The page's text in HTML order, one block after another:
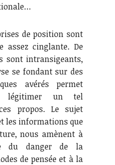
de position sont
assez cinglante. De
sont intransigeants,
se fondant sur des
avérés permet
légitimer un tel
propos. Le sujet
les informations que
nous amènent à
du danger de la
de pensée et à la